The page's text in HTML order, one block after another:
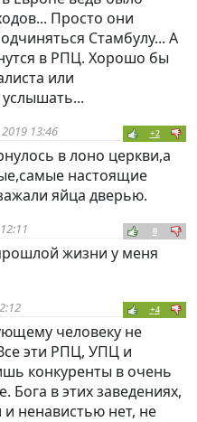
Просто они
Стамбулу... А
в РПЦ. Хорошо бы
или
13:46 +2
в лоно церкви,а
настоящие
яйца дверью.
0
жизни у меня
+4
человеку не
эти РПЦ, УПЦ и
конкуренты в очень
в этих заведениях,
ненавистью нет, не